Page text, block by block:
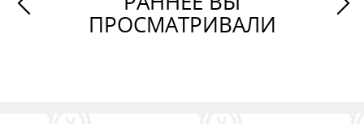
ПРОСМАТРИВАЛИ